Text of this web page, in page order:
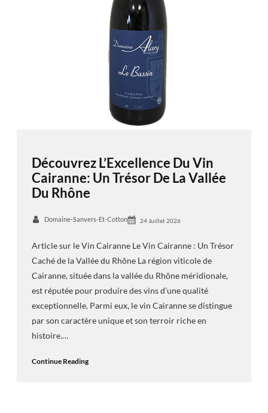
Découvrez L’Excellence Du Vin
Cairanne: Un Trésor De La Vallée
Du Rhône
Domaine-Sanvers-Et-Cotton 24 Juillet 2026
Article sur le Vin Cairanne Le Vin Cairanne : Un Trésor
Caché de la Vallée du Rhône La région viticole de
Cairanne, située dans la vallée du Rhône méridionale,
est réputée pour produire des vins d’une qualité
exceptionnelle. Parmi eux, le vin Cairanne se distingue
par son caractère unique et son terroir riche en
histoire.…
Continue Reading